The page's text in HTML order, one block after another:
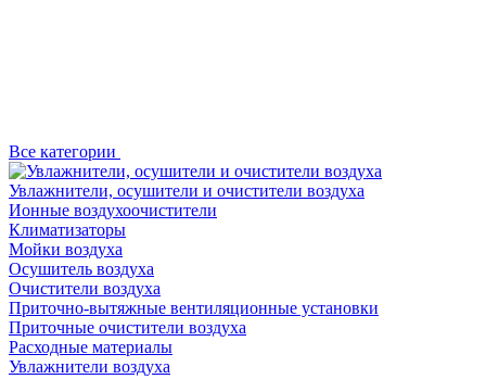
Все категории
Увлажнители, осушители и очистители воздуха
Ионные воздухоочистители
Климатизаторы
Мойки воздуха
Осушитель воздуха
Очистители воздуха
Приточно-вытяжные вентиляционные установки
Приточные очистители воздуха
Расходные материалы
Увлажнители воздуха